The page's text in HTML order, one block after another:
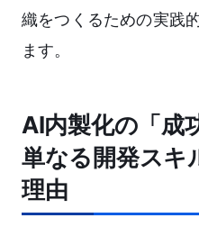
織をつくるための実践
ます。
AI内製化の「成
単なる開発スキ
理由